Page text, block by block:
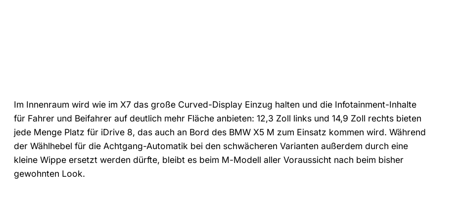
Im Innenraum wird wie im X7 das große Curved-Display Einzug halten und die Infotainment-Inhalte
für Fahrer und Beifahrer auf deutlich mehr Fläche anbieten: 12,3 Zoll links und 14,9 Zoll rechts bieten
jede Menge Platz für iDrive 8, das auch an Bord des BMW X5 M zum Einsatz kommen wird. Während
der Wählhebel für die Achtgang-Automatik bei den schwächeren Varianten außerdem durch eine
kleine Wippe ersetzt werden dürfte, bleibt es beim M-Modell aller Voraussicht nach beim bisher
gewohnten Look.